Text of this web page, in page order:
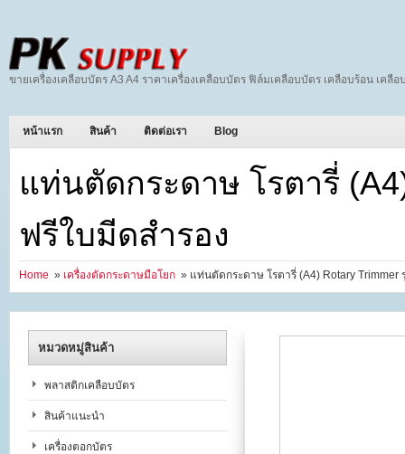
ขายเครื่องเคลือบบัตร A3 A4 ราคาเครื่องเคลือบบัตร ฟิล์มเคลือบบัตร เคลือบร้อน เคลือ
หน้าแรก สินค้า ติดต่อเรา Blog
แท่นตัดกระดาษ โรตารี่
ฟรีใบมีดสำรอง
Home » เครื่องตัดกระดาษมือโยก » แท่นตัดกระดาษ โรตารี่ (A4) Rotary
หมวดหมู่สินค้า
พลาสติกเคลือบบัตร
สินค้าแนะนำ
เครื่องตอกบัตร